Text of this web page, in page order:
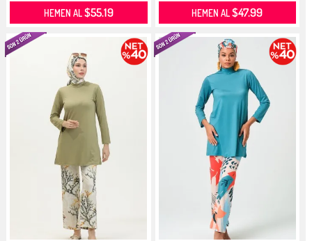
HEMEN AL$55.19 HEMEN AL$47.99